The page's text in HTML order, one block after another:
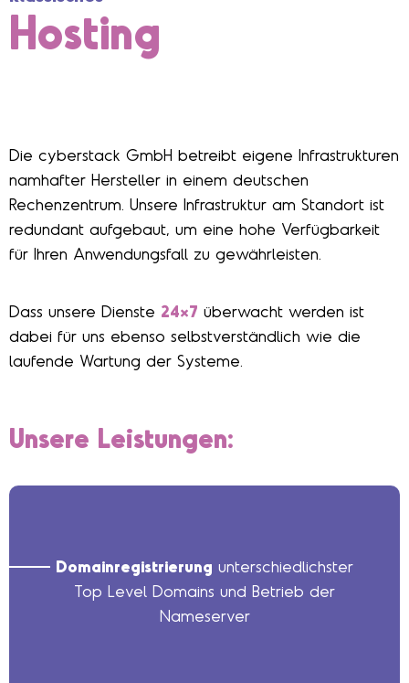
Hosting
Die cyberstack GmbH betreibt eigene Infrastrukturen
namhafter Hersteller in einem deutschen
Rechenzentrum. Unsere Infrastruktur am Standort ist
redundant aufgebaut, um eine hohe Verfügbarkeit
für Ihren Anwendungsfall zu gewährleisten.
Dass unsere Dienste 24×7 überwacht werden ist
dabei für uns ebenso selbstverständlich wie die
laufende Wartung der Systeme.
Unsere Leistungen:
Domainregistrierung unterschiedlichster
Top Level Domains und Betrieb der
Nameserver